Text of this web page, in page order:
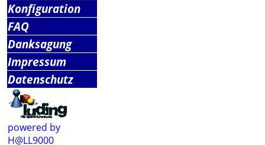
Konfiguration
FAQ
Danksagung
Impressum
Datenschutz
powered by
H@LL9000